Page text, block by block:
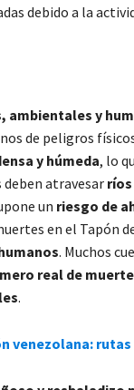
debido a la
ambientales y
de peligros
y húmeda, lo
atravesar
un riesgo de
en el Tapón
. Muchos
real de
.
venezolana: